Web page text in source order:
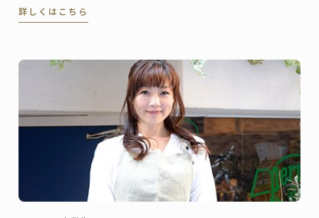
ィプロムから料理、菓子、パンのディプロムが修得で
詳しくはこちら